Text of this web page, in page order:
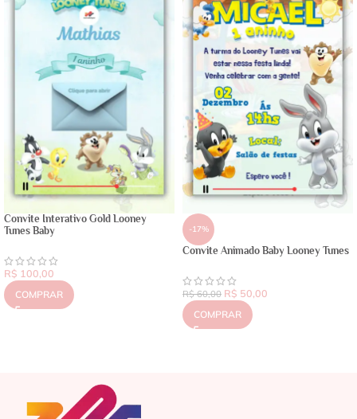
Convite Interativo Gold Looney
Tunes Baby
R$ 100,00
COMPRAR
-17%
Convite Animado Baby Looney Tunes
R$60,00 R$ 50,00
COMPRAR